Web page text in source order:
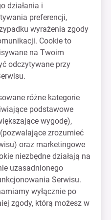
działania i
preferencji,
wyrażenia zgody
Cookie to
na Twoim
odczytywane przy
różne kategorie
podstawowe
wygodę),
zrozumieć
oraz marketingowe
niezbędne działają na
uzasadnionego
Serwisu.
wyłącznie po
zgody, którą możesz w